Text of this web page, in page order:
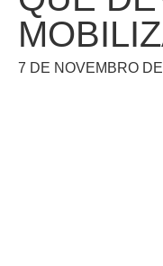
7 DE NOVEMBRO